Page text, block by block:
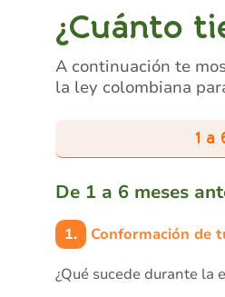
¿Cuánto
A continuación te
la ley colombiana
1 a
De 1 a 6 meses
1.
Conformación de
¿Qué sucede durante la